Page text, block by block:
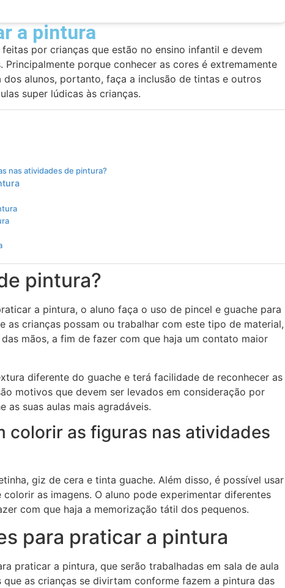
a pintura
por crianças que estão no ensino infantil e devem
porque conhecer as cores é extremamente
alunos, portanto, faça a inclusão de tintas e outros
super lúdicas às crianças.
nas atividades de pintura?
pintura?
a pintura, o aluno faça o uso de pincel e guache para
as crianças possam ou trabalhar com este tipo de material,
mãos, a fim de fazer com que haja um contato maior
diferente do guache e terá facilidade de reconhecer as
motivos que devem ser levados em consideração por
suas aulas mais agradáveis.
colorir as figuras nas atividades
giz de cera e tinta guache. Além disso, é possível usar
as imagens. O aluno pode experimentar diferentes
com que haja a memorização tátil dos pequenos.
para praticar a pintura
praticar a pintura, que serão trabalhadas em sala de aula
as crianças se divirtam conforme fazem a pintura das